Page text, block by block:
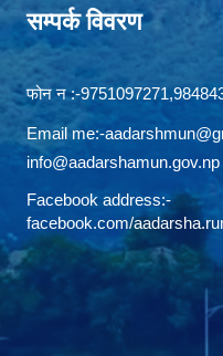
सम्पर्क विवरण
फोन न‍‍‌ :-
Email me:-
info@aadarshamun.gov.np
Facebook address:-
facebook.com/